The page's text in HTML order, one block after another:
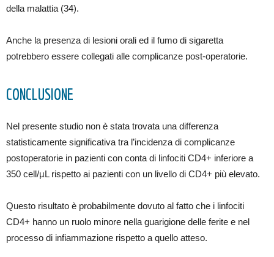
della malattia (34).
Anche la presenza di lesioni orali ed il fumo di sigaretta
potrebbero essere collegati alle complicanze post-operatorie.
CONCLUSIONE
Nel presente studio non è stata trovata una differenza
statisticamente significativa tra l’incidenza di complicanze
postoperatorie in pazienti con conta di linfociti CD4+ inferiore a
350 cell/µL rispetto ai pazienti con un livello di CD4+ più elevato.
Questo risultato è probabilmente dovuto al fatto che i linfociti
CD4+ hanno un ruolo minore nella guarigione delle ferite e nel
processo di infiammazione rispetto a quello atteso.